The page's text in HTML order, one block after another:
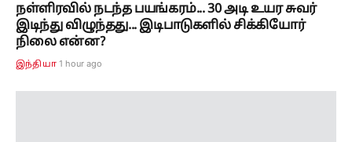
நள்ளிரவில் நடந்த பயங்கரம்... 30 அடி உயர சுவர்
இடிந்து விழுந்தது... இடிபாடுகளில் சிக்கியோர்
நிலை என்ன?
இந்தியா 1 hour ago